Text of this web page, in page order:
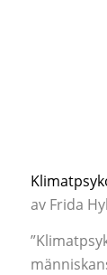
av Frida